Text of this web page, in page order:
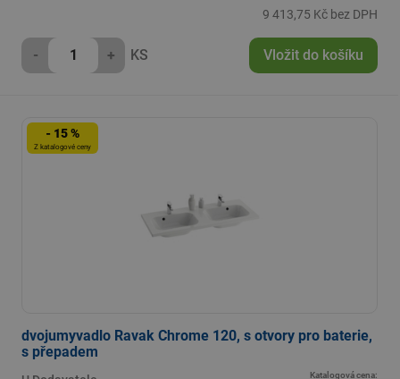
9 413,75 Kč bez DPH
- + KS Vložit do košíku
- 15 %
Z katalogové ceny
dvojumyvadlo Ravak Chrome 120, s otvory pro baterie,
s přepadem
Katalogová cena: